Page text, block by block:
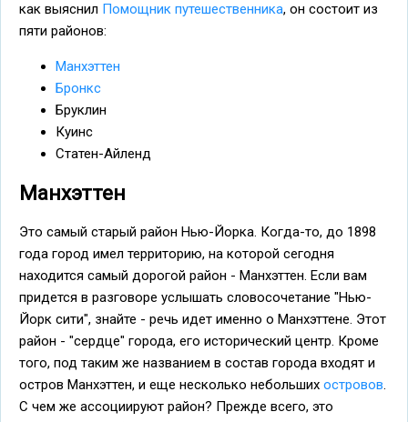
как выяснил Помощник путешественника, он состоит из
пяти районов:
Манхэттен
Бронкс
Бруклин
Куинс
Статен-Айленд
Манхэттен
Это самый старый район Нью-Йорка. Когда-то, до 1898
года город имел территорию, на которой сегодня
находится самый дорогой район - Манхэттен. Если вам
придется в разговоре услышать словосочетание "Нью-
Йорк сити", знайте - речь идет именно о Манхэттене. Этот
район - "сердце" города, его исторический центр. Кроме
того, под таким же названием в состав города входят и
остров Манхэттен, и еще несколько небольших островов.
С чем же ассоциируют район? Прежде всего, это